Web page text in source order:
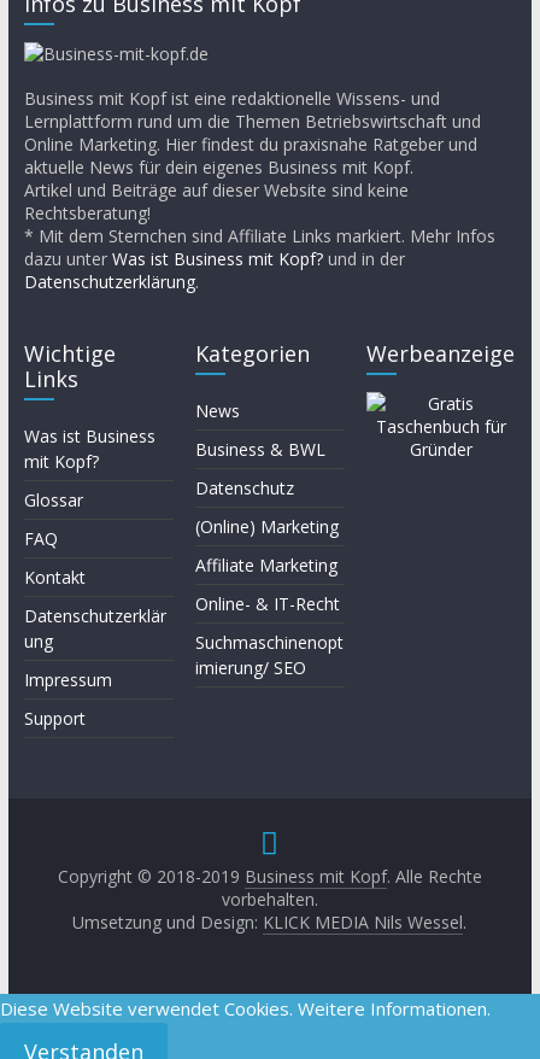
Business mit Kopf ist eine redaktionelle Wissens- und
Lernplattform rund um die Themen Betriebswirtschaft und
Online Marketing. Hier findest du praxisnahe Ratgeber und
aktuelle News für dein eigenes Business mit Kopf.
Artikel und Beiträge auf dieser Website sind keine
Rechtsberatung!
* Mit dem Sternchen sind Affiliate Links markiert. Mehr Infos
dazu unter Was ist Business mit Kopf?und in der
Datenschutzerklärung.
Wichtige
Links
Was ist Business
mit Kopf?
Glossar
FAQ
Kontakt
Datenschutzerklär
ung
Impressum
Support
Kategorien
News
Business & BWL
Datenschutz
(Online) Marketing
Affiliate Marketing
Online- & IT-Recht
Suchmaschinenopt
imierung/ SEO
Werbeanzeige
Copyright © 2018-2019 Business mit Kopf. Alle Rechte
vorbehalten.
Umsetzung und Design: KLICK MEDIA Nils Wessel.
Diese Website verwendet Cookies. Weitere Informationen.
Verstanden